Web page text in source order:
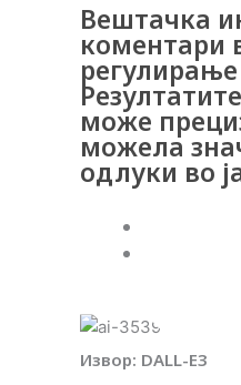
k
i
c
Вештачка
коментари
може
можела
одлуки во
Извор: DALL-E3